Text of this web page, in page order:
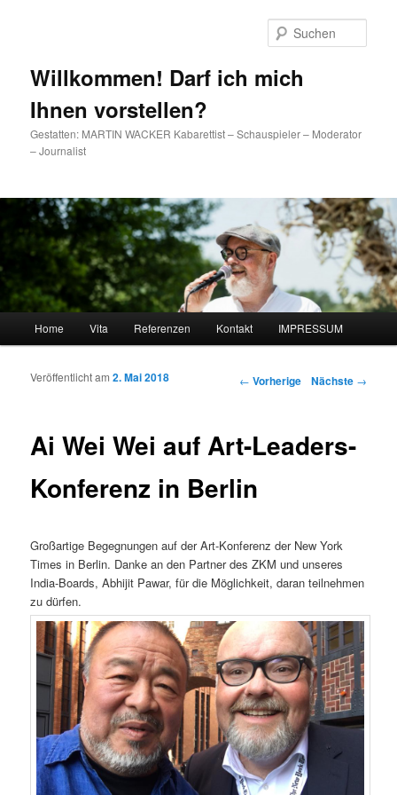
Willkommen! Darf ich mich
Ihnen vorstellen?
Gestatten: MARTIN WACKER Kabarettist – Schauspieler – Moderator
– Journalist
Zum Inhalt wechseln
Zum sekundären Inhalt wechseln
Home Vita Referenzen Kontakt IMPRESSUM
Artikelnavigation ← Vorherige Nächste →
Ai Wei Wei auf Art-Leaders-
Konferenz in Berlin
Veröffentlicht am2. Mai 2018
Großartige Begegnungen auf der Art-Konferenz der New York
Times in Berlin. Danke an den Partner des ZKM und unseres
India-Boards, Abhijit Pawar, für die Möglichkeit, daran teilnehmen
zu dürfen.